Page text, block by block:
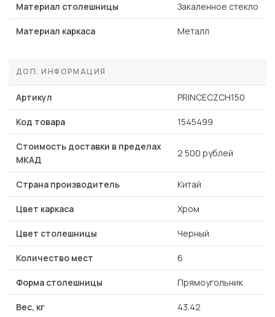
Материал столешницы Закаленное стекло
Материал каркаса Металл
ДОП. ИНФОРМАЦИЯ
Артикул PRINCECZCH150
Код товара 1545499
Стоимость доставки в пределах
МКАД
2 500 рублей
Страна производитель Китай
Цвет каркаса Хром
Цвет столешницы Черный
Количество мест 6
Форма столешницы Прямоугольник
Вес, кг 43.42